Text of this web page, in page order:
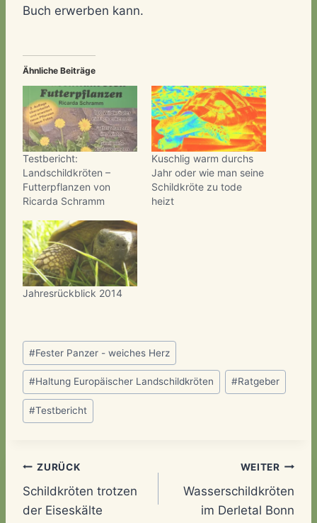
Buch erwerben kann.
Ähnliche Beiträge
Testbericht:
Landschildkröten –
Futterpflanzen von
Ricarda Schramm
Kuschlig warm durchs
Jahr oder wie man seine
Schildkröte zu tode
heizt
Jahresrückblick 2014
Schlagworte:
#Fester Panzer - weiches Herz
#Haltung Europäischer Landschildkröten #Ratgeber
#Testbericht
Beitragsnavigation
ZURÜCK
Schildkröten trotzen
der Eiseskälte
WEITER
Wasserschildkröten
im Derletal Bonn